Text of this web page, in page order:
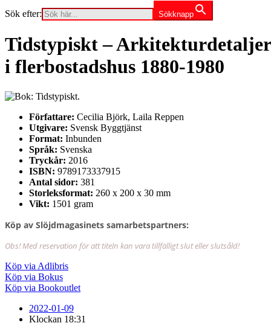
Sök efter: Sökknapp
Tidstypiskt – Arkitekturdetaljer
i flerbostadshus 1880-1980
Författare: Cecilia Björk, Laila Reppen
Utgivare: Svensk Byggtjänst
Format: Inbunden
Språk: Svenska
Tryckår: 2016
ISBN: 9789173337915
Antal sidor: 381
Storleksformat: 260 x 200 x 30 mm
Vikt: 1501 gram
Köp av Slöjdmagasinets samarbetspartners:
Obs! Med reservation för att titeln kan vara tillfälligt slut eller slutsåld!
Köp via Adlibris
Köp via Bokus
Köp via Bookoutlet
2022-01-09
Klockan 18:31